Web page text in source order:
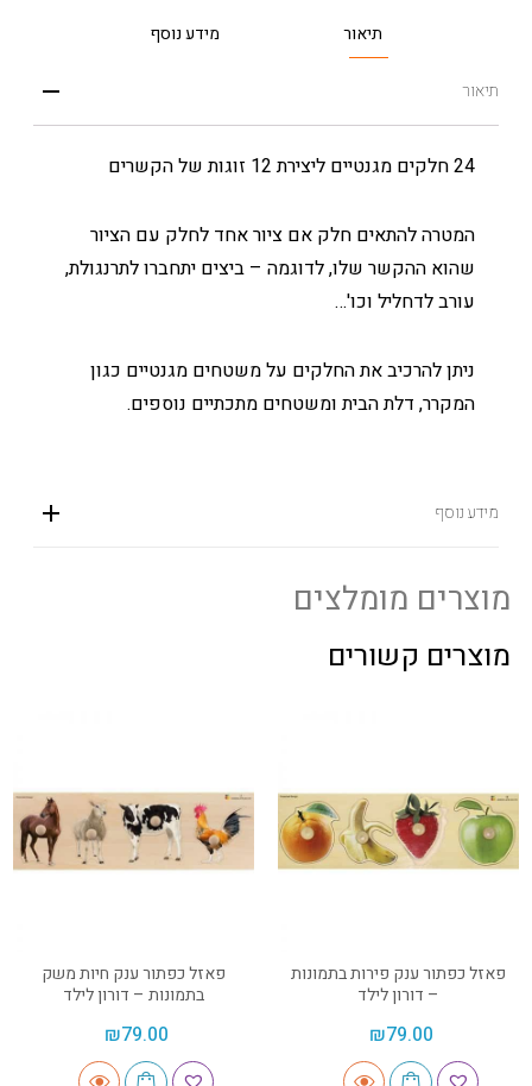
תיאור מידע נוסף
תיאור
24 חלקים מגנטיים ליצירת 12 זוגות של הקשרים
המטרה להתאים חלק אם ציור אחד לחלק עם הציור
שהוא ההקשר שלו, לדוגמה – ביצים יתחברו לתרנגולת,
עורב לדחליל וכו'…
ניתן להרכיב את החלקים על משטחים מגנטיים כגון
המקרר, דלת הבית ומשטחים מתכתיים נוספים.
מידע נוסף
מוצרים מומלצים
מוצרים קשורים
פאזל כפתור ענק פירות בתמונות
– דורון לילד
₪79.00
פאזל כפתור ענק חיות משק
בתמונות – דורון לילד
₪79.00